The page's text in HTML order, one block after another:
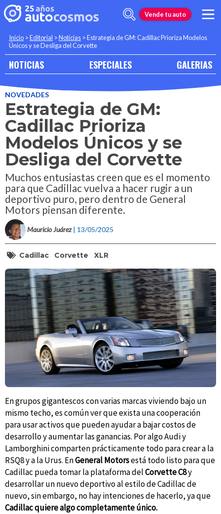
Vende tu auto
Inicio >Editorial >Noticias >Estrategia de GM: Cadillac Prioriza Modelos
Únicos y se Desliga del Corvette
NOTICIAS ESPECIALES GALERIAS
NOVEDADES
Estrategia de GM:
Cadillac Prioriza
Modelos Únicos y se
Desliga del Corvette
Muchos entusiastas creen que es el momento
para que Cadillac vuelva a hacer rugir a un
deportivo puro, pero dentro de General
Motors piensan diferente.
Mauricio Juárez | 13/05/2025
Cadillac Corvette XLR
En grupos gigantescos con varias marcas viviendo bajo un
mismo techo, es común ver que exista una cooperación
para usar activos que pueden ayudar a bajar costos de
desarrollo y aumentar las ganancias. Por algo Audi y
Lamborghini comparten prácticamente todo para crear a la
RSQ8 y a la Urus. EnGeneral Motorsestá todo listo para que
Cadillac pueda tomar la plataforma delCorvette C8y
desarrollar un nuevo deportivo al estilo de Cadillac de
nuevo, sin embargo, no hay intenciones de hacerlo, ya que
Cadillac quiere algo completamente único.